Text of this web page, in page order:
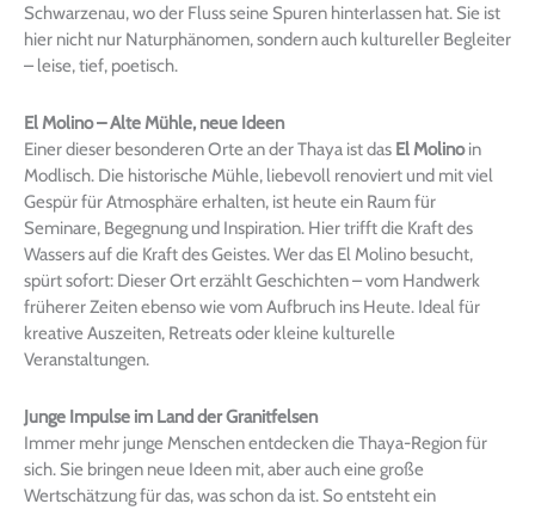
Schwarzenau, wo der Fluss seine Spuren hinterlassen hat. Sie ist
hier nicht nur Naturphänomen, sondern auch kultureller Begleiter
– leise, tief, poetisch.
El Molino – Alte Mühle, neue Ideen
Einer dieser besonderen Orte an der Thaya ist das El Molinoin
Modlisch. Die historische Mühle, liebevoll renoviert und mit viel
Gespür für Atmosphäre erhalten, ist heute ein Raum für
Seminare, Begegnung und Inspiration. Hier trifft die Kraft des
Wassers auf die Kraft des Geistes. Wer das El Molino besucht,
spürt sofort: Dieser Ort erzählt Geschichten – vom Handwerk
früherer Zeiten ebenso wie vom Aufbruch ins Heute. Ideal für
kreative Auszeiten, Retreats oder kleine kulturelle
Veranstaltungen.
Junge Impulse im Land der Granitfelsen
Immer mehr junge Menschen entdecken die Thaya-Region für
sich. Sie bringen neue Ideen mit, aber auch eine große
Wertschätzung für das, was schon da ist. So entsteht ein